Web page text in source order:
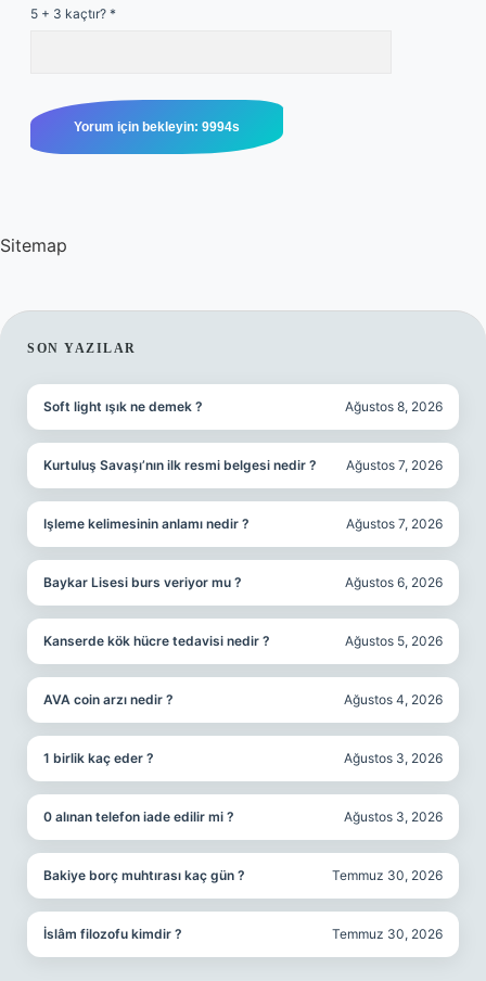
5 + 3 kaçtır? *
Sitemap
SIDEBAR
SON YAZILAR
Soft light ışık ne demek ? Ağustos 8, 2026
Kurtuluş Savaşı’nın ilk resmi belgesi nedir ? Ağustos 7, 2026
Işleme kelimesinin anlamı nedir ? Ağustos 7, 2026
Baykar Lisesi burs veriyor mu ? Ağustos 6, 2026
Kanserde kök hücre tedavisi nedir ? Ağustos 5, 2026
AVA coin arzı nedir ? Ağustos 4, 2026
1 birlik kaç eder ? Ağustos 3, 2026
0 alınan telefon iade edilir mi ? Ağustos 3, 2026
Bakiye borç muhtırası kaç gün ? Temmuz 30, 2026
İslâm filozofu kimdir ? Temmuz 30, 2026